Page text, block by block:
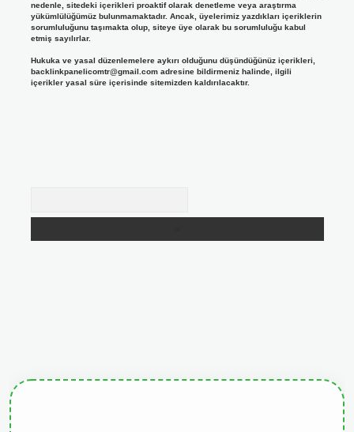
nedenle, sitedeki içerikleri proaktif olarak denetleme veya araştırma
yükümlülüğümüz bulunmamaktadır. Ancak, üyelerimiz yazdıkları içeriklerin
sorumluluğunu taşımakta olup, siteye üye olarak bu sorumluluğu kabul
etmiş sayılırlar.
Hukuka ve yasal düzenlemelere aykırı olduğunu düşündüğünüz içerikleri,
backlinkpanelicomtr@gmail.comadresine bildirmeniz halinde, ilgili
içerikler yasal süre içerisinde sitemizden kaldırılacaktır.